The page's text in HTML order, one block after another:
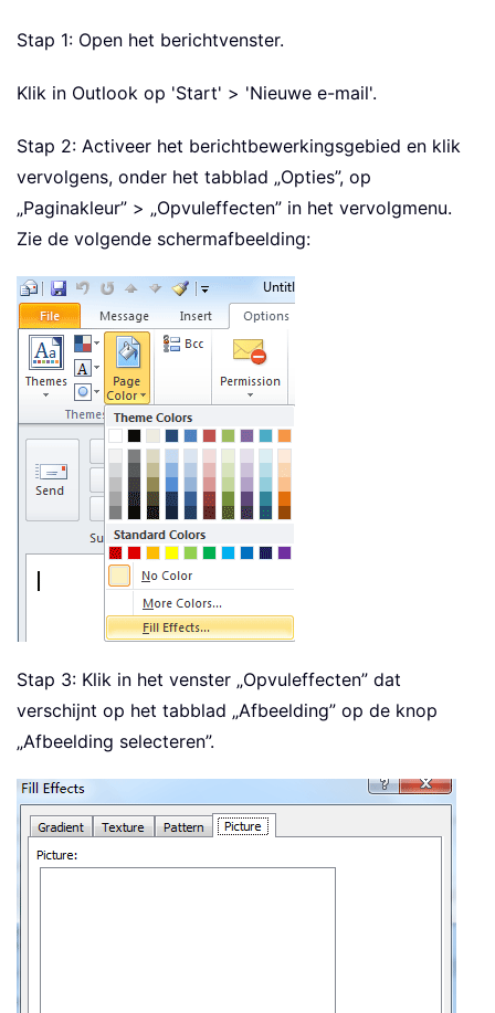
Stap 1: Open het berichtvenster.
Klik in Outlook op 'Start' > 'Nieuwe e-mail'.
Stap 2: Activeer het berichtbewerkingsgebied en klik
vervolgens, onder het tabblad „Opties”, op
„Paginakleur” > „Opvuleffecten” in het vervolgmenu.
Zie de volgende schermafbeelding:
Stap 3: Klik in het venster „Opvuleffecten” dat
verschijnt op het tabblad „Afbeelding” op de knop
„Afbeelding selecteren”.